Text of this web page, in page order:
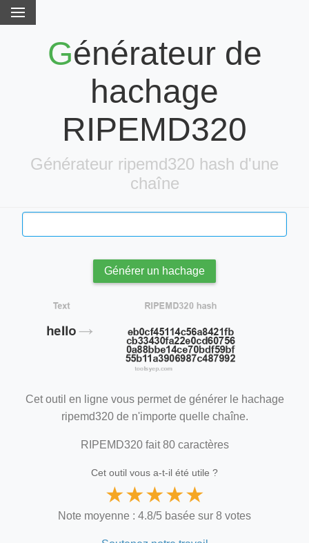
Générateur de
hachage
RIPEMD320
Générateur ripemd320 hash d'une
chaîne
Générer un hachage
Cet outil en ligne vous permet de générer le hachage
ripemd320 de n'importe quelle chaîne.
RIPEMD320 fait 80 caractères
Cet outil vous a-t-il été utile ?
★★★★★
Note moyenne : 4.8/5 basée sur 8 votes